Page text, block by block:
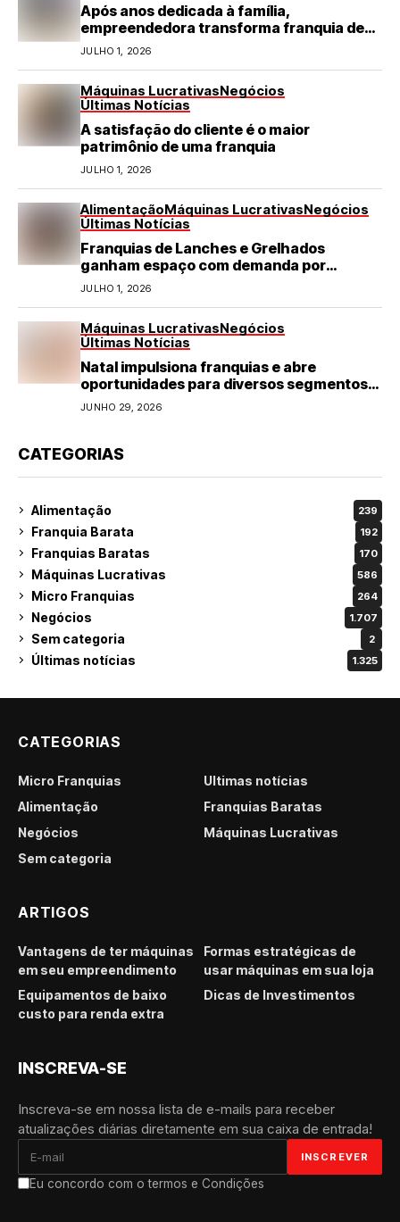
Após anos dedicada à família,
empreendedora transforma franquia de
turismo em negócio de destaque no RN
JULHO 1, 2026
Máquinas LucrativasNegócios
Últimas Notícias
A satisfação do cliente é o maior
patrimônio de uma franquia
JULHO 1, 2026
AlimentaçãoMáquinas LucrativasNegócios
Últimas Notícias
Franquias de Lanches e Grelhados
ganham espaço com demanda por
refeições rápidas e de qualidade
JULHO 1, 2026
Máquinas LucrativasNegócios
Últimas Notícias
Natal impulsiona franquias e abre
oportunidades para diversos segmentos
do varejo
JUNHO 29, 2026
CATEGORIAS
Alimentação 239
Franquia Barata 192
Franquias Baratas 170
Máquinas Lucrativas 586
Micro Franquias 264
Negócios 1.707
Sem categoria 2
Últimas notícias 1.325
CATEGORIAS
Micro Franquias
Últimas notícias
Alimentação
Franquias Baratas
Negócios
Máquinas Lucrativas
Sem categoria
ARTIGOS
Vantagens de ter máquinas
em seu empreendimento
Formas estratégicas de
usar máquinas em sua loja
Equipamentos de baixo
custo para renda extra
Dicas de Investimentos
INSCREVA-SE
Inscreva-se em nossa lista de e-mails para receber
atualizações diárias diretamente em sua caixa de entrada!
Eu concordo com o termos e Condições